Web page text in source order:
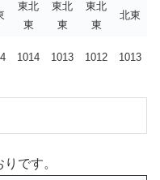
東北
東
東北
東
東北
東
北東
1014 1013 1012 1013
です。